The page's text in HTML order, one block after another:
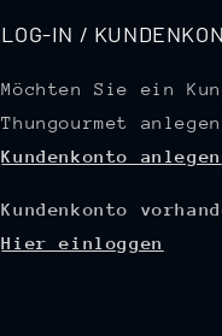
LOG-IN /
Möchten Sie ein
Thungourmet
Kundenkonto anlegen
Kundenkonto
Hier einloggen